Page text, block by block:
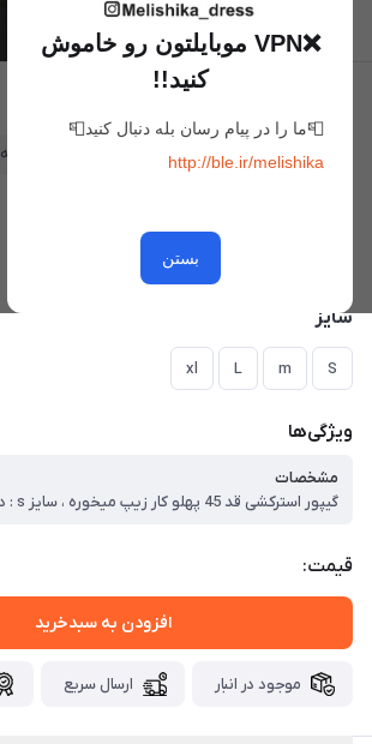
❌VPN موبایلتون رو خاموش
کنید!!
📮ما را در پیام رسان بله دنبال کنید📮
http://ble.ir/melishika
بستن
علاقه‌مندی مقایسه
نسکافه ای
سایز
S
m
L
xl
ویژگی‌ها
مشخصات
قیمت:
افزودن به سبدخرید
موجود در انبار ارسال سریع